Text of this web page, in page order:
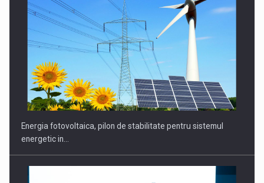
CEO Conference - Shaping The Future - Technology and…
Energia fotovoltaica, pilon de stabilitate pentru sistemul
energetic in…